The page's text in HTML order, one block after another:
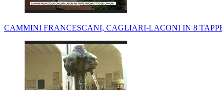
CAMMINI FRANCESCANI, CAGLIARI-LACONI IN 8